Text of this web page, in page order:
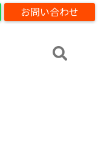
お問い合わせ